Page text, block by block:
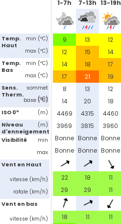
Temp.
Haut
min (ºC)
max (ºC)
Temp.
Bas
min (ºC)
max (ºC)
Sens.
Therm.
sommet
(ºC)
base (ºC)
ISO 0º (m)
Niveau
d'enneigement
(m)
Visibilité
min
max
Vent en Haut
vitesse (km/h)
rafale (km/h)
Vent en bas
vitesse (km/h)
1-7h
9
12
14
17
8
14
4469
3969
Bonne
Bonne
22
29
18
7-13h
13
15
18
21
13
20
4315
3815
Bonne
Bonne
18
29
11
13-19h
12
14
17
19
12
18
4460
3960
Bonne
Bonne
11
11
11